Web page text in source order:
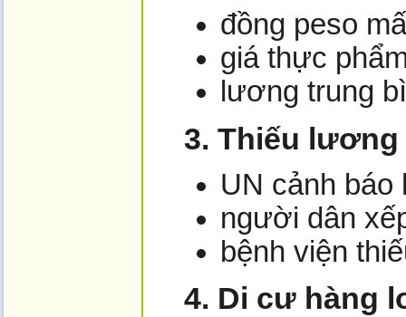
đồng peso
giá thực
lương trung
3. Thiếu
UN cảnh báo
người dân
bệnh viện
4. Di cư hàng